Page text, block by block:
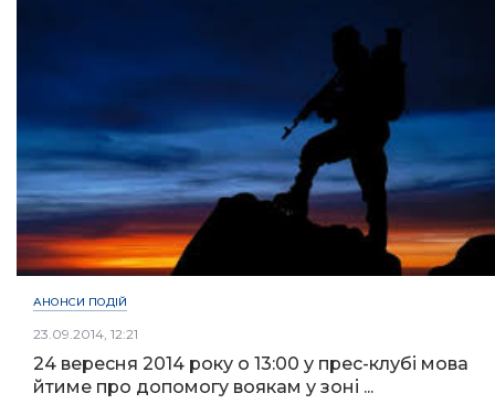
АНОНСИ ПОДІЙ
23.09.2014, 12:21
24 вересня 2014 року о 13:00 у прес-клубі мова
йтиме про допомогу воякам у зоні ...